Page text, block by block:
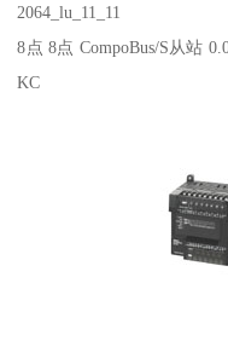
2064_lu_11_11
8点 8点 CompoBus/S从站
KC